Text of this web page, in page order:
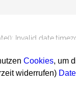
Invalid
Invalid
Cookies, um
widerrufen)